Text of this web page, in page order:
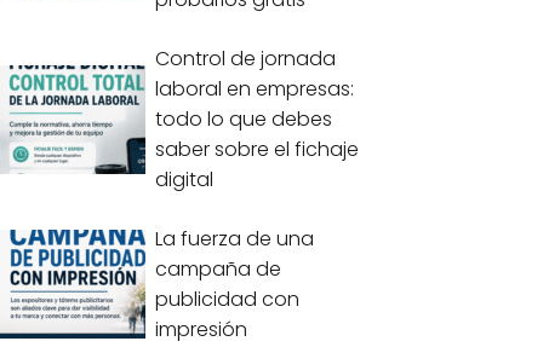
Control de jornada
laboral en empresas:
todo lo que debes
saber sobre el fichaje
digital
La fuerza de una
campaña de
publicidad con
impresión